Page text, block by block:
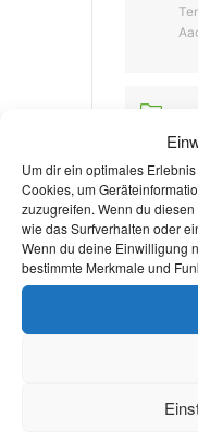
Um dir ein optimales
Cookies, um
zuzugreifen. Wenn du
wie das Surfverhalten oder
Wenn du deine Einwilligung
bestimmte Merkmale und